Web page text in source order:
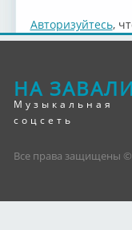
Авторизуйтесь,
НА
Музыкальная
соцсеть
Все права защищены ©